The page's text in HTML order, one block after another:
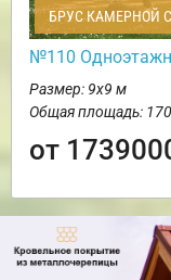
БРУС КАМЕРНОЙ
№110
Размер: 9х9 м
Общая площадь: 170
от